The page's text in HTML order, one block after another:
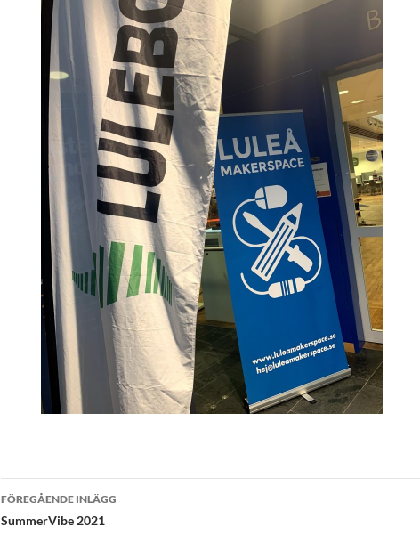
Inläggsnavigering
FÖREGÅENDE INLÄGG
SummerVibe 2021